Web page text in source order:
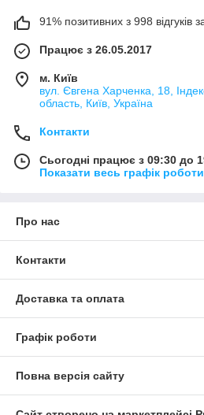
91% позитивних з 998 відгуків
Працює з 26.05.2017
м. Київ
вул. Євгена Харченка, 18,
область, Київ, Україна
Контакти
Сьогодні працює з 09:30 до
Показати весь графік роботи
Про нас
Контакти
Доставка та оплата
Графік роботи
Повна версія сайту